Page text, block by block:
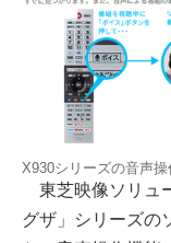
X930シリーズの音声
東芝映像ソリュ
グザ」シリーズの